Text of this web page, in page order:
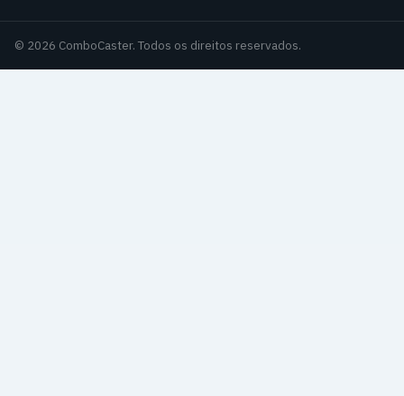
© 2026 ComboCaster. Todos os direitos reservados.